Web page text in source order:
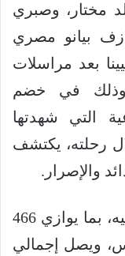
مختار، وصبري
بيانو مصري
بعد مراسلات
وذلك في خضم
التي شهدتها
1967 و1984، وخلال رحلته، يكتشف
والإصرار.
وحقق فيلم “الكراش”، 69 ألف جنيه، بما يوازي 466
ويصل إجمالي